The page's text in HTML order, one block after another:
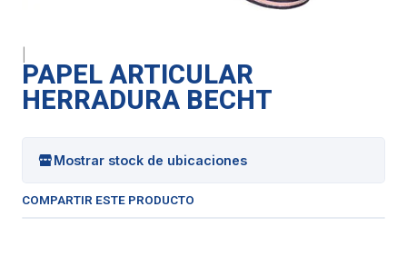
PAPEL ARTICULAR
HERRADURA BECHT
Mostrar stock de ubicaciones
COMPARTIR ESTE PRODUCTO